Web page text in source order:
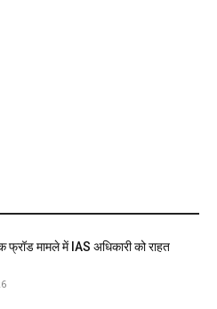
फ्रॉड मामले में IAS अधिकारी को राहत